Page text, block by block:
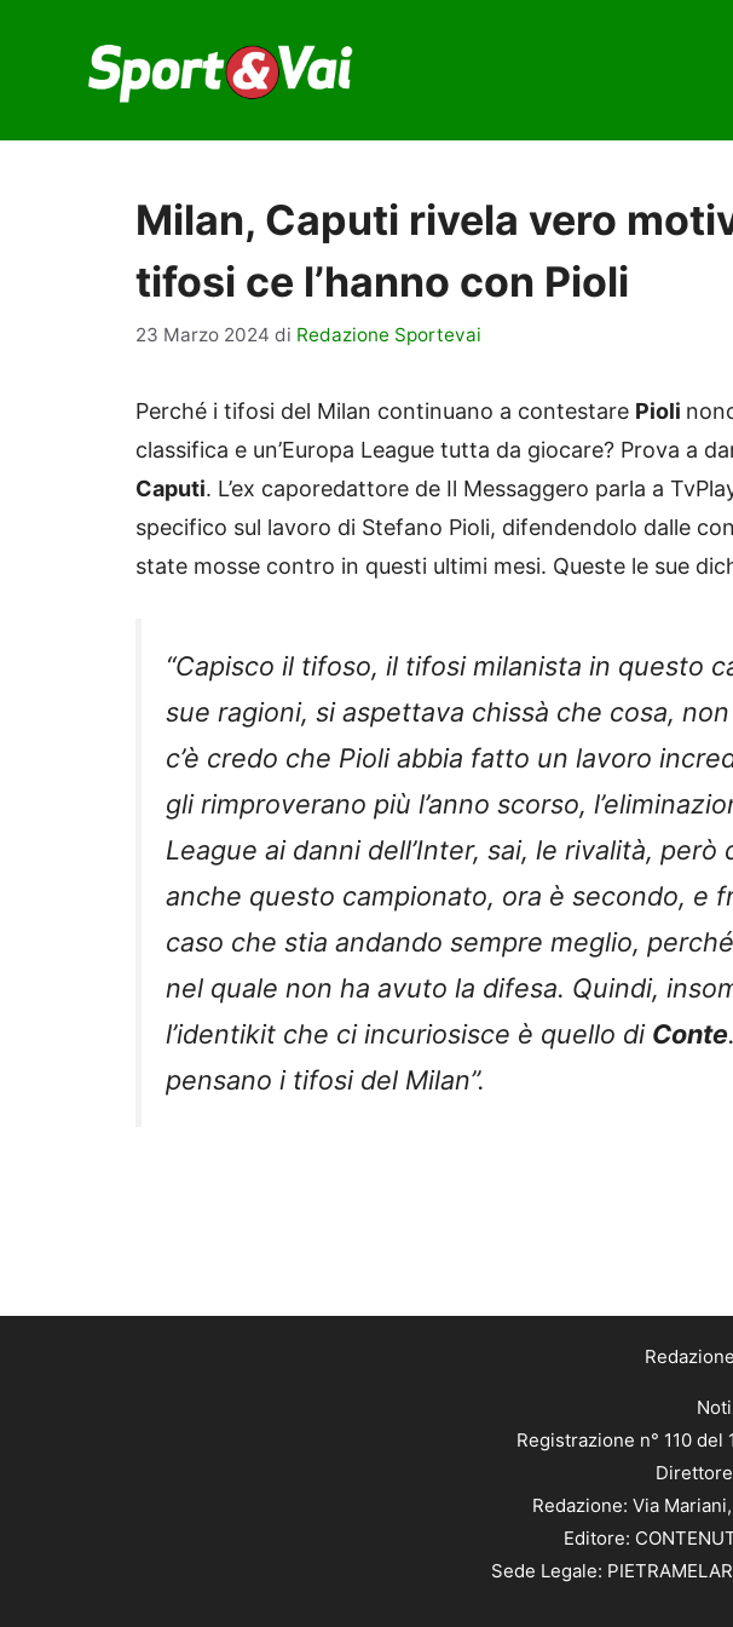
contenuto
Milan, Caputi rivela vero
tifosi ce l’hanno con Pioli
23 Marzo 2024 di Redazione Sportevai
Perché i tifosi del Milan continuano a contestare Pioli
classifica e un’Europa League tutta da giocare? Prova a
Caputi. L’ex caporedattore de Il Messaggero parla a
specifico sul lavoro di Stefano Pioli, difendendolo dalle
state mosse contro in questi ultimi mesi. Queste le sue
“Capisco il tifoso, il tifosi milanista in questo
sue ragioni, si aspettava chissà che cosa,
c’è credo che Pioli abbia fatto un lavoro
gli rimproverano più l’anno scorso,
League ai danni dell’Inter, sai, le rivalità, però
anche questo campionato, ora è secondo, e
caso che stia andando sempre meglio,
nel quale non ha avuto la difesa. Quindi,
l’identikit che ci incuriosisce è quello di Conte
pensano i tifosi del Milan”.
Redazione
Registrazione n° 110
Redazione: Via
Editore:
Sede Legale: